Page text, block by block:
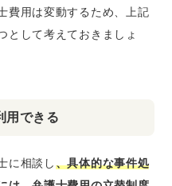
費用は変動するため、上記
として考えておきましょ
用できる
に相談し、具体的な事件処